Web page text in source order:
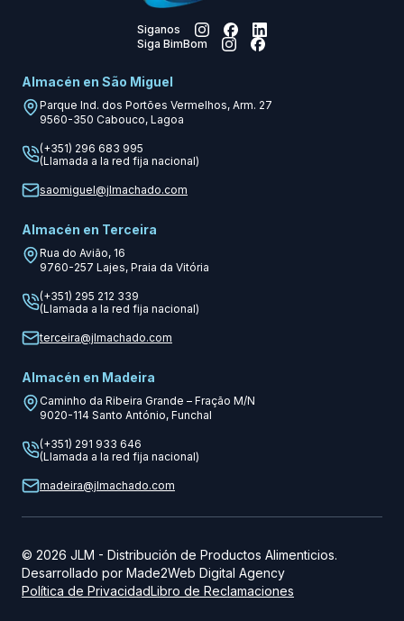
Siganos
Siga BimBom
Almacén en São Miguel
Parque Ind. dos Portões Vermelhos, Arm. 27
9560-350 Cabouco, Lagoa
(+351) 296 683 995
(Llamada a la red fija nacional)
saomiguel@jlmachado.com
Almacén en Terceira
Rua do Avião, 16
9760-257 Lajes, Praia da Vitória
(+351) 295 212 339
(Llamada a la red fija nacional)
terceira@jlmachado.com
Almacén en Madeira
Caminho da Ribeira Grande – Fração M/N
9020-114 Santo António, Funchal
(+351) 291 933 646
(Llamada a la red fija nacional)
madeira@jlmachado.com
© 2026 JLM - Distribución de Productos Alimenticios.
Desarrollado por Made2Web Digital Agency
Política de PrivacidadLibro de Reclamaciones